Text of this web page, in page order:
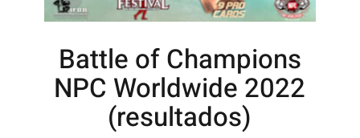
Battle of Champions
NPC Worldwide 2022
(resultados)